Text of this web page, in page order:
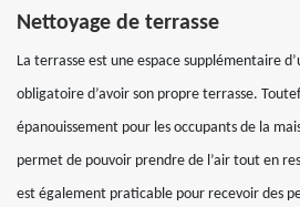
Nettoyage de terrasse
La terrasse est une espace supplémentaire
obligatoire d’avoir son propre terrasse.
épanouissement pour les occupants de la
permet de pouvoir prendre de l’air tout en
est également praticable pour recevoir des